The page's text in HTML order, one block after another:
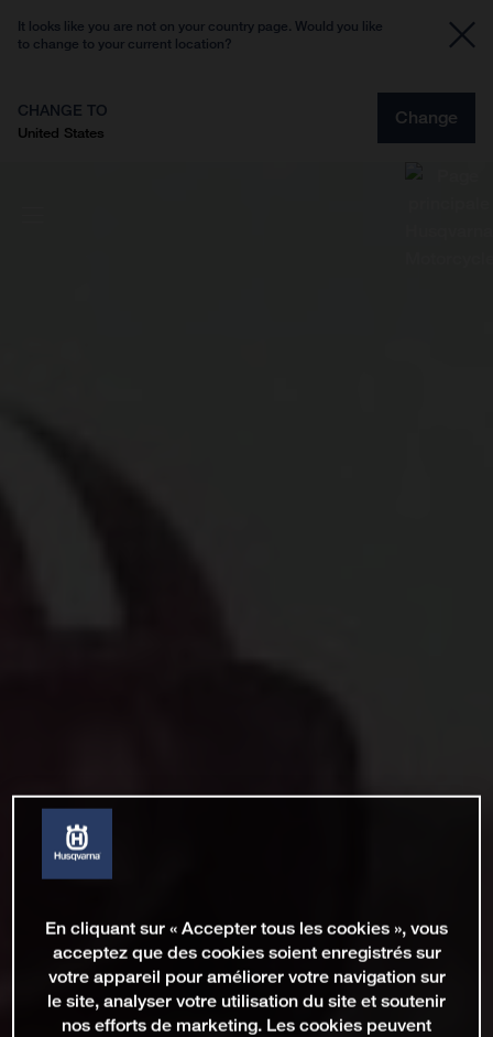
It looks like you are not on your country page. Would you like
to change to your current location?
CHANGE TO
United States
Change
En cliquant sur « Accepter tous les cookies », vous
acceptez que des cookies soient enregistrés sur
votre appareil pour améliorer votre navigation sur
le site, analyser votre utilisation du site et soutenir
nos efforts de marketing. Les cookies peuvent